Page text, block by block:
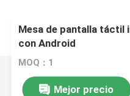
Mesa de pantalla táctil
con Android
MOQ：1
Mejor precio